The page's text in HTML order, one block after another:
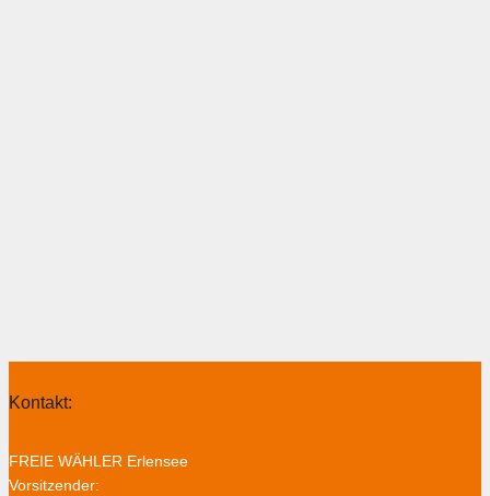
Kontakt:
FREIE WÄHLER Erlensee
Vorsitzender: